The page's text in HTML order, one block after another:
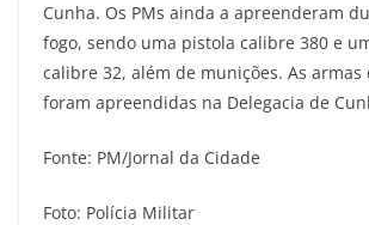
Cunha. Os PMs ainda a apreenderam
fogo, sendo uma pistola calibre 380 e
calibre 32, além de munições. As armas
foram apreendidas na Delegacia de
Fonte: PM/Jornal da Cidade
Foto: Polícia Militar